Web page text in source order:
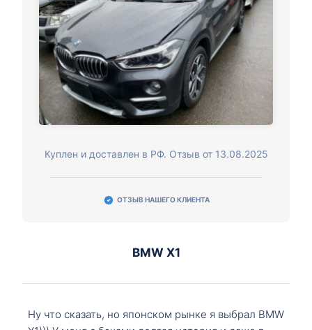
Куплен и доставлен в РФ. Отзыв от 13.08.2025
ОТЗЫВ НАШЕГО КЛИЕНТА
BMW X1
Ну что сказать, но японском рынке я выбрал BMW